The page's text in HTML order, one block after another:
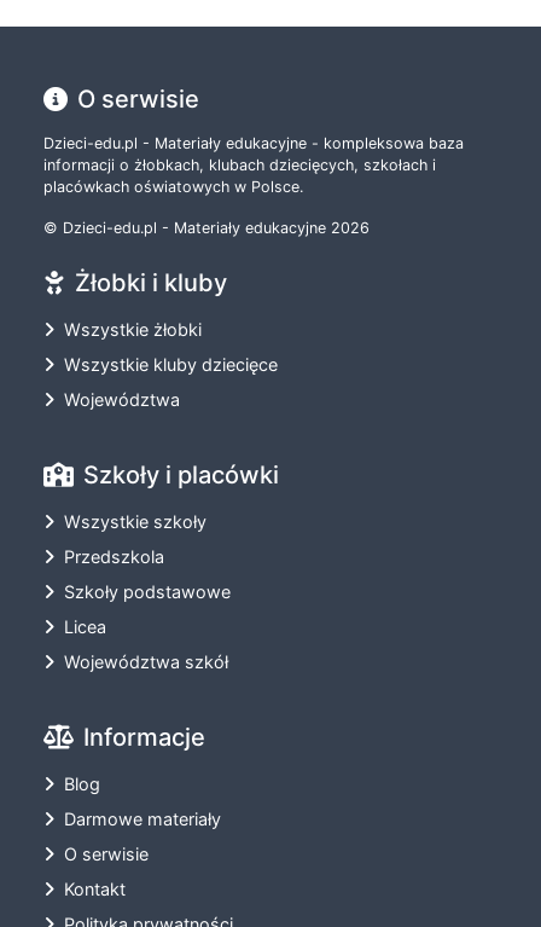
O serwisie
Dzieci-edu.pl - Materiały edukacyjne - kompleksowa baza
informacji o żłobkach, klubach dziecięcych, szkołach i
placówkach oświatowych w Polsce.
© Dzieci-edu.pl - Materiały edukacyjne 2026
Żłobki i kluby
Wszystkie żłobki
Wszystkie kluby dziecięce
Województwa
Szkoły i placówki
Wszystkie szkoły
Przedszkola
Szkoły podstawowe
Licea
Województwa szkół
Informacje
Blog
Darmowe materiały
O serwisie
Kontakt